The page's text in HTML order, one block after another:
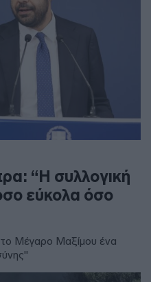
“Η συλλογική
εύκολα όσο
Μέγαρο Μαξίμου ένα